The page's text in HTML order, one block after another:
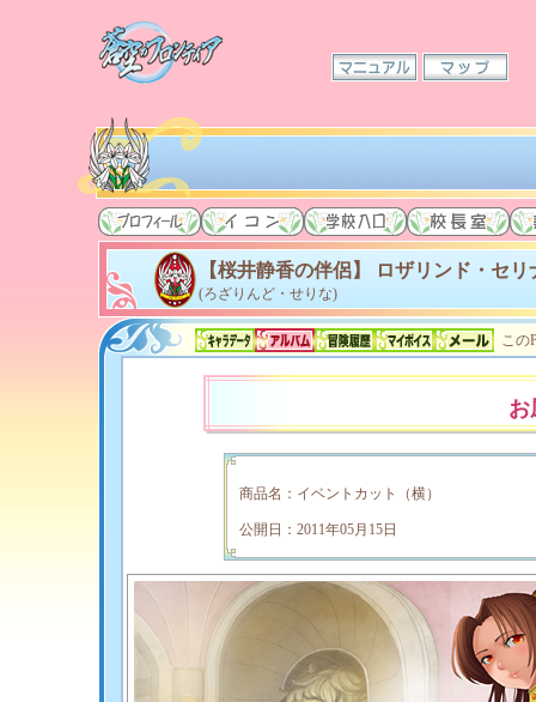
【桜井静香の伴侶】 ロザリンド・セリ
(ろざりんど・せりな)
この
商品名：イベントカット（横）
公開日：2011年05月15日